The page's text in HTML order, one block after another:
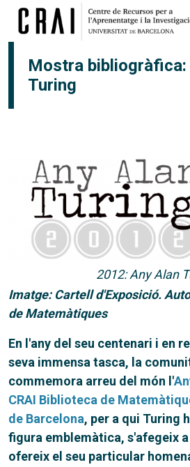
Vés al
Mostra bibliogràfica:
Turing
2012: Any Alan
Imatge: Cartell d'Exposició.
de Matemàtiques
En l'any del seu centenari i en
seva immensa tasca, la
commemora arreu del món l'
CRAI Biblioteca de
de Barcelona, per a qui Turing
figura emblemàtica, s'afegeix
ofereix el seu particular